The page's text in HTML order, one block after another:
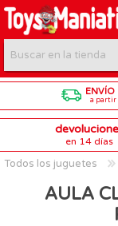
ENVÍO
a partir
en 14 días
Todos los juguetes
AULA